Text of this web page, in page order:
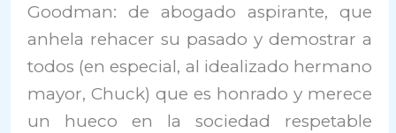
Goodman: de abogado aspirante, que
anhela rehacer su pasado y demostrar a
todos (en especial, al idealizado hermano
mayor, Chuck) que es honrado y merece
un hueco en la sociedad respetable